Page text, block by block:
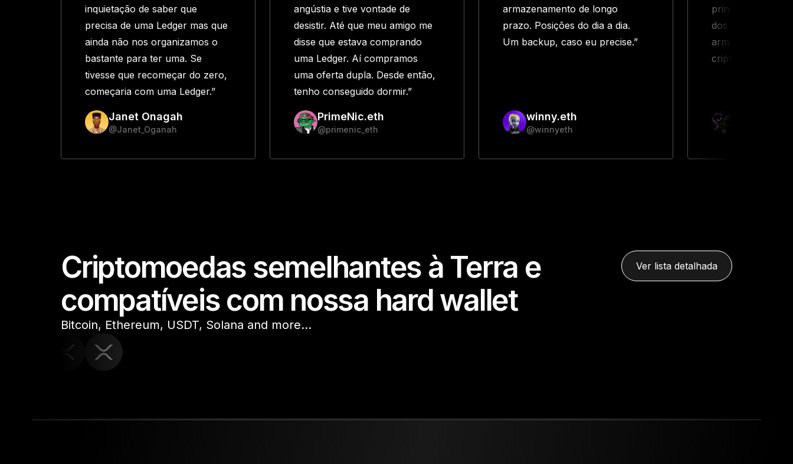
inquietação de saber que
precisa de uma Ledger mas que
ainda não nos organizamos o
bastante para ter uma. Se
tivesse que recomeçar do zero,
começaria com uma Ledger.”
Janet Onagah
@Janet_Oganah
angústia e tive vontade de
desistir. Até que meu amigo me
disse que estava comprando
uma Ledger. Aí compramos
uma oferta dupla. Desde então,
tenho conseguido dormir.”
PrimeNic.eth
@primenic_eth
armazenamento de longo
prazo. Posições do dia a dia.
Um backup, caso eu precise.”
winny.eth
@winnyeth
principal:
dos NFTs.
armazenamento
criptomoedas.”
Criptomoedas semelhantes à Terra e
compatíveis com nossa hard wallet
Bitcoin, Ethereum, USDT, Solana and more…
Ver lista detalhada